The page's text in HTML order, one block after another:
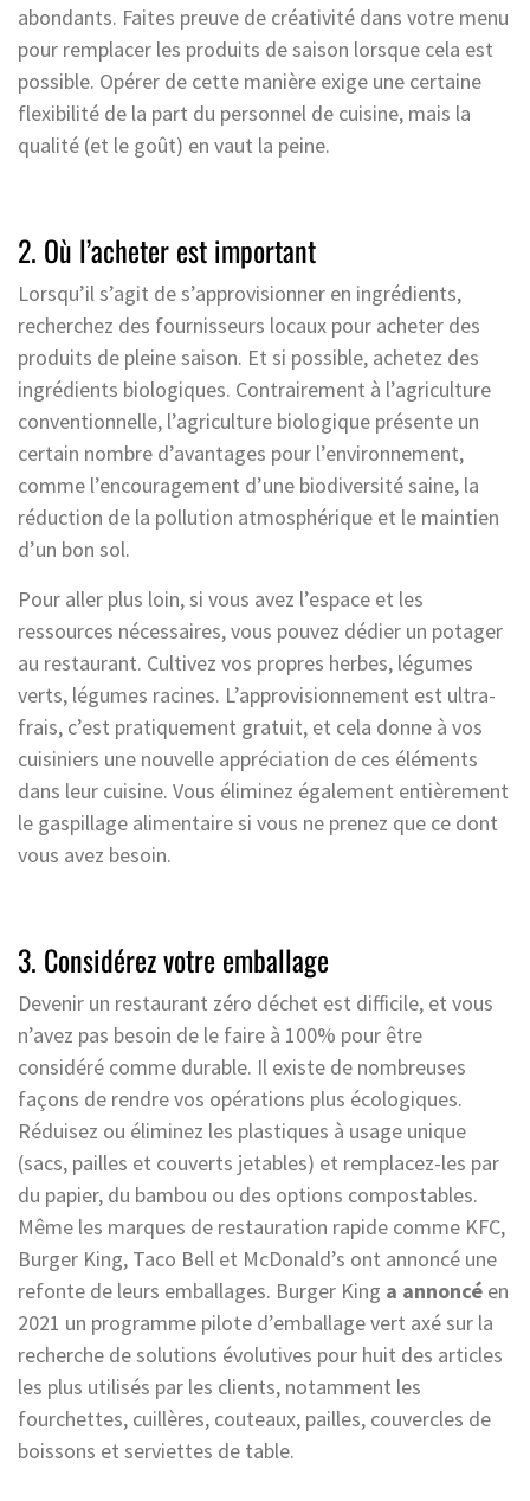
abondants. Faites preuve de créativité dans votre menu
pour remplacer les produits de saison lorsque cela est
possible. Opérer de cette manière exige une certaine
flexibilité de la part du personnel de cuisine, mais la
qualité (et le goût) en vaut la peine.
2. Où l’acheter est important
Lorsqu’il s’agit de s’approvisionner en ingrédients,
recherchez des fournisseurs locaux pour acheter des
produits de pleine saison. Et si possible, achetez des
ingrédients biologiques. Contrairement à l’agriculture
conventionnelle, l’agriculture biologique présente un
certain nombre d’avantages pour l’environnement,
comme l’encouragement d’une biodiversité saine, la
réduction de la pollution atmosphérique et le maintien
d’un bon sol.
Pour aller plus loin, si vous avez l’espace et les
ressources nécessaires, vous pouvez dédier un potager
au restaurant. Cultivez vos propres herbes, légumes
verts, légumes racines. L’approvisionnement est ultra-
frais, c’est pratiquement gratuit, et cela donne à vos
cuisiniers une nouvelle appréciation de ces éléments
dans leur cuisine. Vous éliminez également entièrement
le gaspillage alimentaire si vous ne prenez que ce dont
vous avez besoin.
3. Considérez votre emballage
Devenir un restaurant zéro déchet est difficile, et vous
n’avez pas besoin de le faire à 100% pour être
considéré comme durable. Il existe de nombreuses
façons de rendre vos opérations plus écologiques.
Réduisez ou éliminez les plastiques à usage unique
(sacs, pailles et couverts jetables) et remplacez-les par
du papier, du bambou ou des options compostables.
Même les marques de restauration rapide comme KFC,
Burger King, Taco Bell et McDonald’s ont annoncé une
refonte de leurs emballages. Burger King a annoncé en
2021 un programme pilote d’emballage vert axé sur la
recherche de solutions évolutives pour huit des articles
les plus utilisés par les clients, notamment les
fourchettes, cuillères, couteaux, pailles, couvercles de
boissons et serviettes de table.